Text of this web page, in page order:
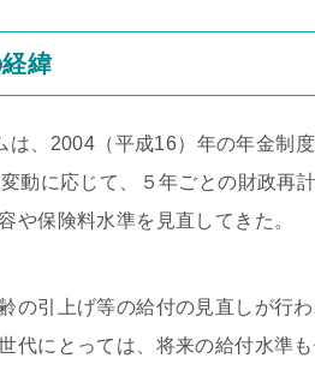
緯
は、2004（平成16）年の年金制
動に応じて、５年ごとの財政再
や保険料水準を見直してきた。
の引上げ等の給付の見直しが行
代にとっては、将来の給付水準